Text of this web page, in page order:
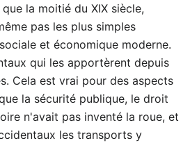
la moitié du XIX siècle,
pas les plus simples
et économique moderne.
qui les apportèrent depuis
Cela est vrai pour des aspects
la sécurité publique, le droit
n'avait pas inventé la roue, et
les transports y